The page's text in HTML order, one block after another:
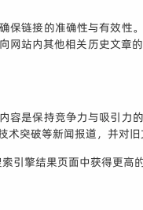
保链接的准确性与有效性
网站内其他相关历史文
容是保持竞争力与吸引力
术突破等新闻报道，并对
引擎结果页面中获得更